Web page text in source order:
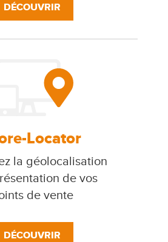
DÉCOUVRIR
Locator
la géolocalisation
de vos
de vente
DÉCOUVRIR